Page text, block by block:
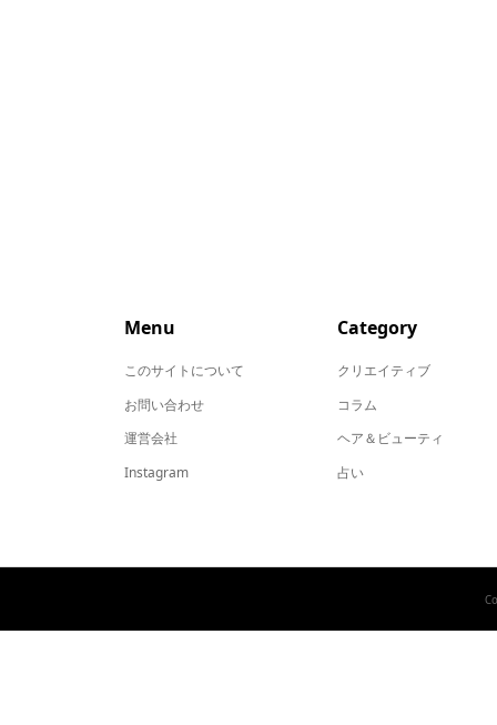
Menu
このサイトについて
お問い合わせ
運営会社
Instagram
Category
クリエイティブ
コラム
ヘア＆ビューティ
占い